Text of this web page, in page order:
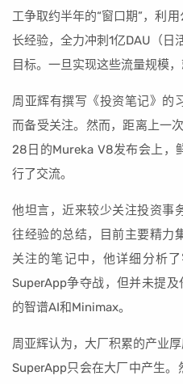
工争取约半年的“窗口期”，利
长经验，全力冲刺1亿DAU（日
目标。一旦实现这些流量规模，
周亚辉有撰写《投资笔记》的
而备受关注。然而，距离上一
28日的Mureka V8发布会上，
行了交流。
他坦言，近来较少关注投资事
往经验的总结，目前主要精力
关注的笔记中，他详细分析
SuperApp争夺战，但并未提
的智谱AI和Minimax。
周亚辉认为，大厂积累的产业
SuperApp只会在大厂中产生。